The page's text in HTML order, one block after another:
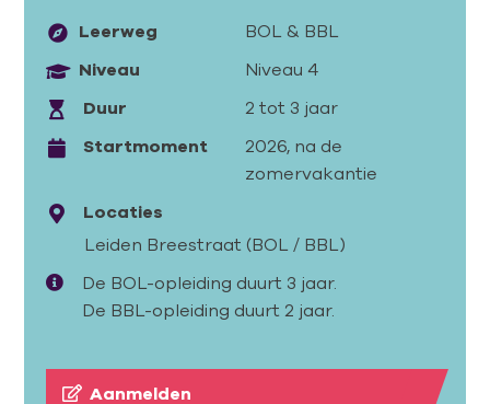
Leerweg BOL & BBL
Niveau
Niveau 4
Duur
2 tot 3 jaar
Startmoment
2026, na de
zomervakantie
Locaties
Leiden Breestraat (BOL / BBL)
De BOL-opleiding duurt 3 jaar.
De BBL-opleiding duurt 2 jaar.
Aanmelden